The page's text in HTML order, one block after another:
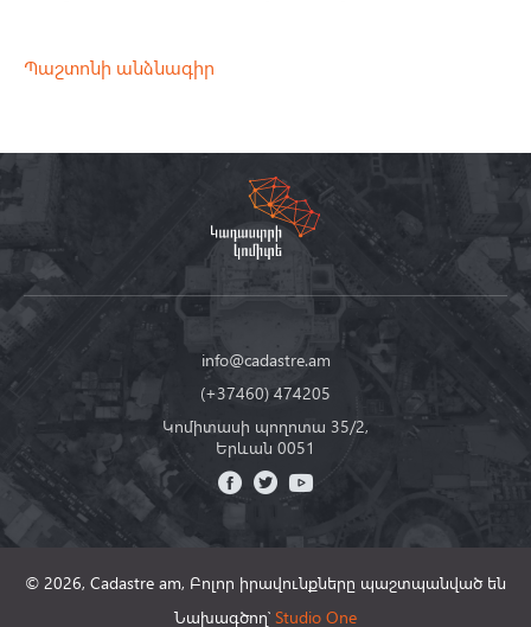
Պաշտոնի անձնագիր
info@cadastre.am
(+37460) 474205
Կոմիտասի պողոտա 35/2,
Երևան 0051
© 2026, Cadastre am, Բոլոր իրավունքները պաշտպանված են
Նախագծող՝ Studio One